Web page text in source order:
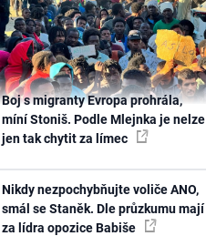
Boj s migranty Evropa prohrála,
míní Stoniš. Podle Mlejnka je nelze
jen tak chytit za límec
Nikdy nezpochybňujte voliče ANO,
smál se Staněk. Dle průzkumu mají
za lídra opozice Babiše